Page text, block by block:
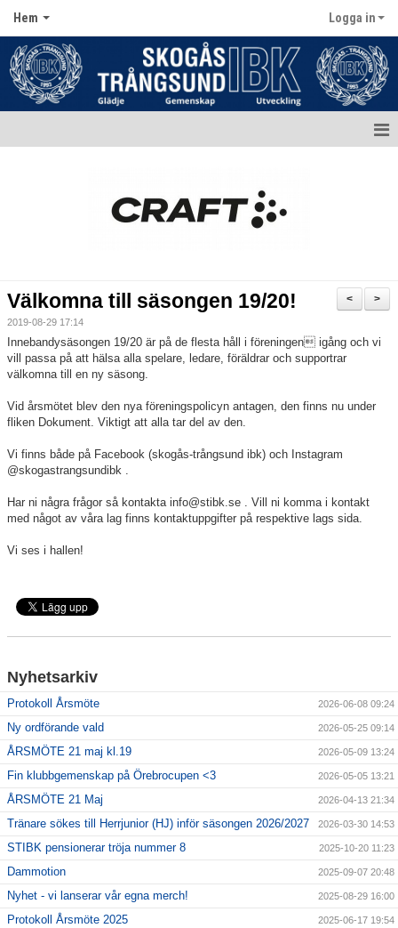
Hem Logga in
Matcher
Avgifter
>
<
Välkomna till säsongen 19/20!
2019-08-29 17:14
Innebandysäsongen 19/20 är på de flesta håll i föreningen igång och vi
vill passa på att hälsa alla spelare, ledare, föräldrar och supportrar
välkomna till en ny säsong.
Vid årsmötet blev den nya föreningspolicyn antagen, den finns nu under
fliken Dokument. Viktigt att alla tar del av den.
Vi finns både på Facebook (skogås-trångsund ibk) och Instagram
@skogastrangsundibk .
Har ni några frågor så kontakta info@stibk.se . Vill ni komma i kontakt
med något av våra lag finns kontaktuppgifter på respektive lags sida.
Vi ses i hallen!
Nyhetsarkiv
Protokoll Årsmöte 2026-06-08 09:24
Ny ordförande vald 2026-05-25 09:14
ÅRSMÖTE 21 maj kl.19 2026-05-09 13:24
Fin klubbgemenskap på Örebrocupen <3 2026-05-05 13:21
ÅRSMÖTE 21 Maj 2026-04-13 21:34
Tränare sökes till Herrjunior (HJ) inför säsongen 2026/2027 2026-03-30 14:53
STIBK pensionerar tröja nummer 8 2025-10-20 11:23
Dammotion 2025-09-07 20:48
Nyhet - vi lanserar vår egna merch! 2025-08-29 16:00
Protokoll Årsmöte 2025 2025-06-17 19:54